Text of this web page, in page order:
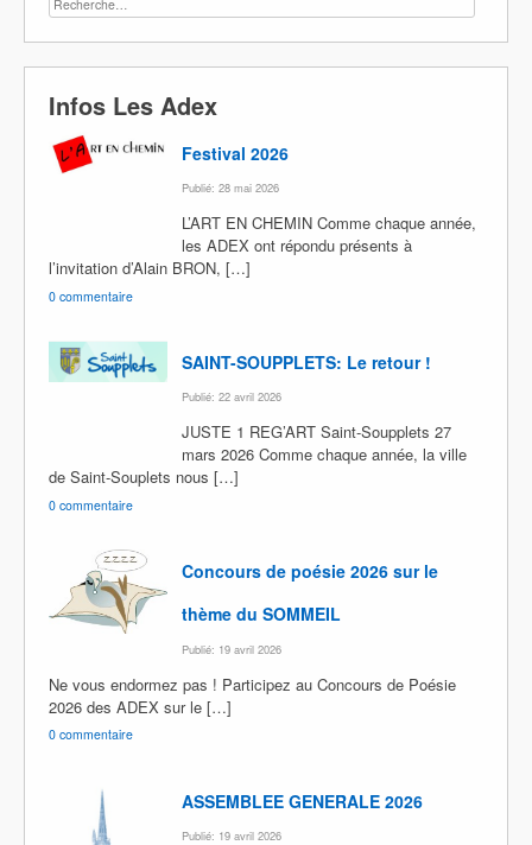
Infos Les Adex
Festival 2026
Publié: 28 mai 2026
L’ART EN CHEMIN Comme chaque année,
les ADEX ont répondu présents à
l’invitation d’Alain BRON, […]
0 commentaire
SAINT-SOUPPLETS: Le retour !
Publié: 22 avril 2026
JUSTE 1 REG’ART Saint-Soupplets 27
mars 2026 Comme chaque année, la ville
de Saint-Souplets nous […]
0 commentaire
Concours de poésie 2026 sur le
thème du SOMMEIL
Publié: 19 avril 2026
Ne vous endormez pas ! Participez au Concours de Poésie
2026 des ADEX sur le […]
0 commentaire
ASSEMBLEE GENERALE 2026
Publié: 19 avril 2026